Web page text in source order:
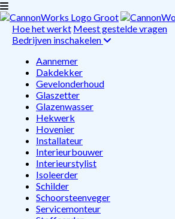
Hoe het werkt Meest gestelde vragen
Bedrijven inschakelen
Aannemer
Dakdekker
Gevelonderhoud
Glaszetter
Glazenwasser
Hekwerk
Hovenier
Installateur
Interieurbouwer
Interieurstylist
Isoleerder
Schilder
Schoorsteenveger
Servicemonteur